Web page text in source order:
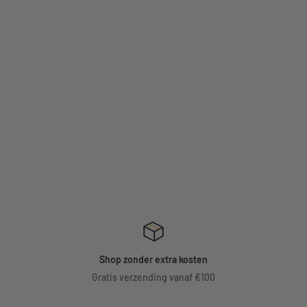
Shop zonder extra kosten
Gratis verzending vanaf €100